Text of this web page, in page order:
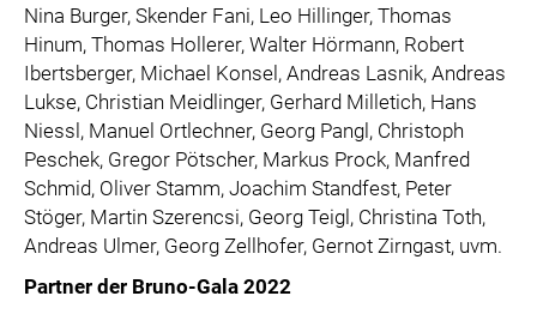
Nina Burger, Skender Fani, Leo Hillinger, Thomas
Hinum, Thomas Hollerer, Walter Hörmann, Robert
Ibertsberger, Michael Konsel, Andreas Lasnik, Andreas
Lukse, Christian Meidlinger, Gerhard Milletich, Hans
Niessl, Manuel Ortlechner, Georg Pangl, Christoph
Peschek, Gregor Pötscher, Markus Prock, Manfred
Schmid, Oliver Stamm, Joachim Standfest, Peter
Stöger, Martin Szerencsi, Georg Teigl, Christina Toth,
Andreas Ulmer, Georg Zellhofer, Gernot Zirngast, uvm.
Partner der Bruno-Gala 2022